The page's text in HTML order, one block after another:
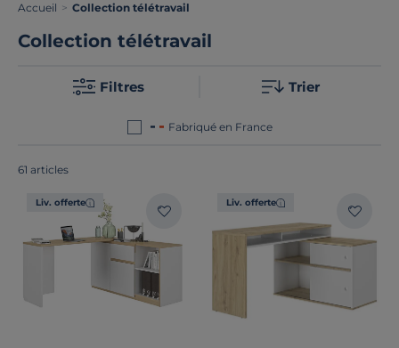
Accueil > Collection télétravail
Collection télétravail
Filtres Trier
Fabriqué en France
61 articles
Liv. offerte Liv. offerte